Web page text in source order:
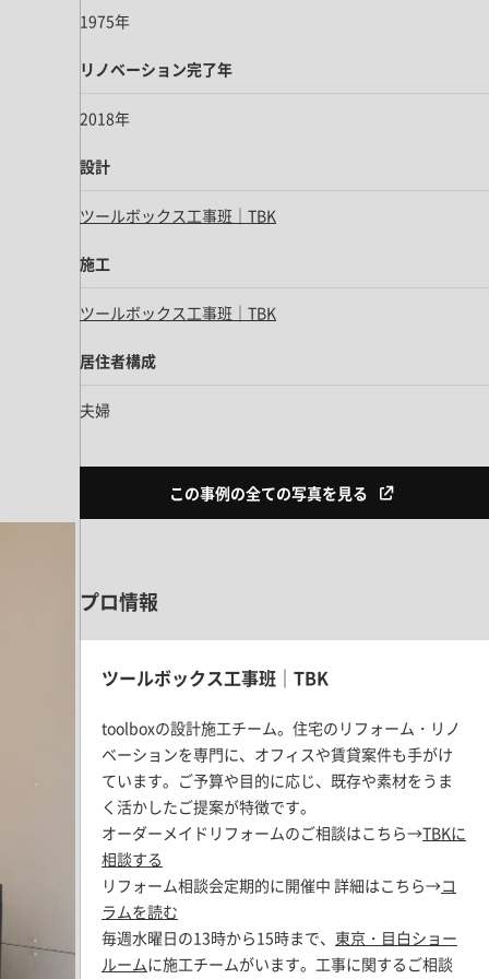
1975年
リノベーション完了年
2018年
設計
ツールボックス工事班｜TBK
施工
ツールボックス工事班｜TBK
居住者構成
夫婦
この事例の全ての写真を見る
プロ情報
ツールボックス工事班｜TBK
toolboxの設計施工チーム。住宅のリフォーム・リノ
ベーションを専門に、オフィスや賃貸案件も手がけ
ています。ご予算や目的に応じ、既存や素材をうま
く活かしたご提案が特徴です。
オーダーメイドリフォームのご相談はこちら→TBKに
相談する
リフォーム相談会定期的に開催中 詳細はこちら→コ
ラムを読む
毎週水曜日の13時から15時まで、 東京・目白ショー
ルームに施工チームがいます。工事に関するご相談